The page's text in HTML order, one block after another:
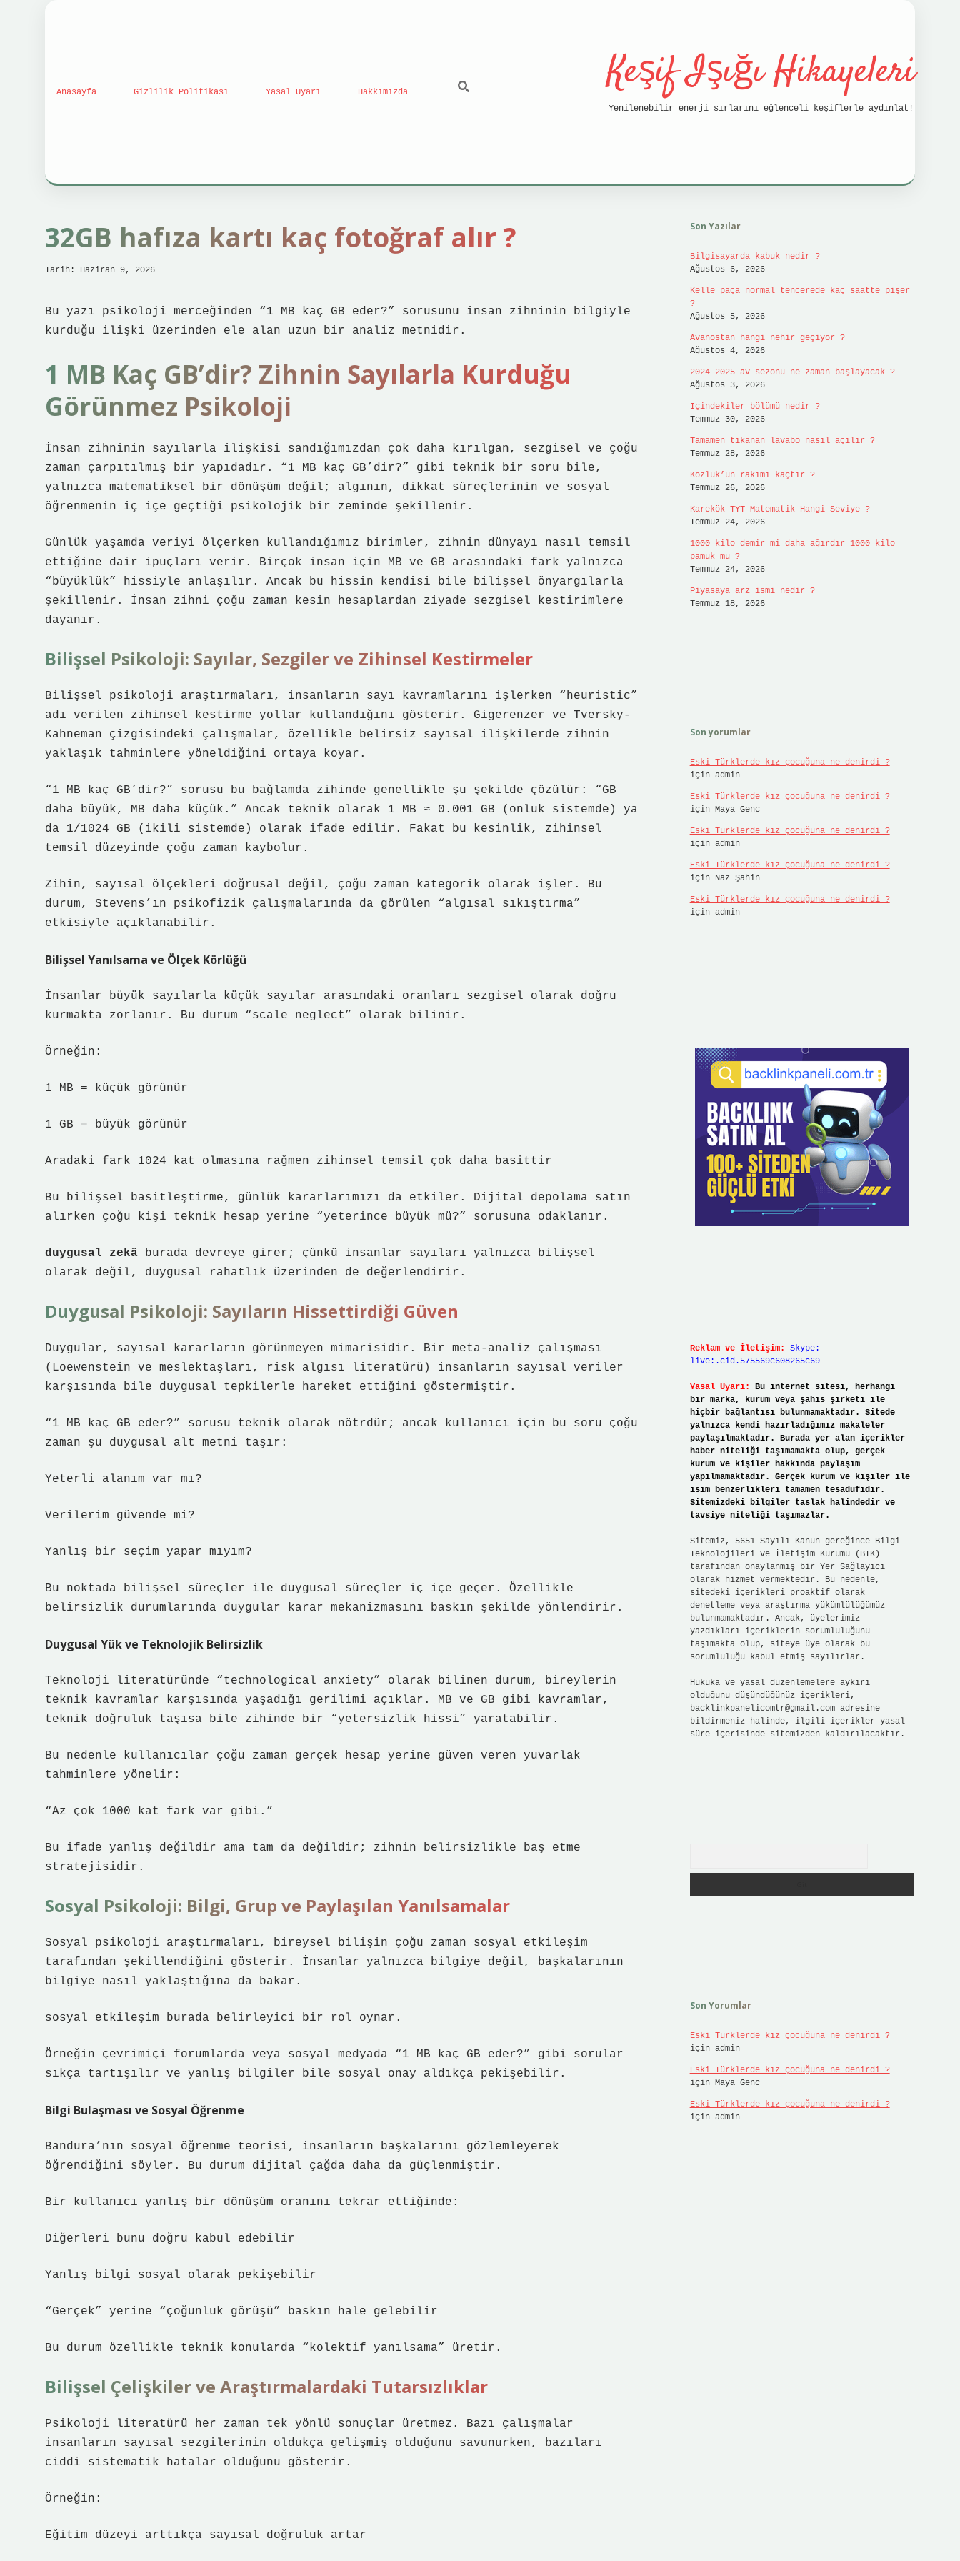
Anasayfa Gizlilik Politikası Yasal Uyarı Hakkımızda Keşif Işığı Hikayeleri
Yenilenebilir enerji sırlarını eğlenceli keşiflerle aydınlat!
32GB hafıza kartı kaç fotoğraf alır ?
Tarih: Haziran 9, 2026
Bu yazı psikoloji merceğinden “1 MB kaç GB eder?” sorusunu insan zihninin bilgiyle
kurduğu ilişki üzerinden ele alan uzun bir analiz metnidir.
1 MB Kaç GB’dir? Zihnin Sayılarla Kurduğu
Görünmez Psikoloji
İnsan zihninin sayılarla ilişkisi sandığımızdan çok daha kırılgan, sezgisel ve çoğu
zaman çarpıtılmış bir yapıdadır. “1 MB kaç GB’dir?” gibi teknik bir soru bile,
yalnızca matematiksel bir dönüşüm değil; algının, dikkat süreçlerinin ve sosyal
öğrenmenin iç içe geçtiği psikolojik bir zeminde şekillenir.
Günlük yaşamda veriyi ölçerken kullandığımız birimler, zihnin dünyayı nasıl temsil
ettiğine dair ipuçları verir. Birçok insan için MB ve GB arasındaki fark yalnızca
“büyüklük” hissiyle anlaşılır. Ancak bu hissin kendisi bile bilişsel önyargılarla
şekillenir. İnsan zihni çoğu zaman kesin hesaplardan ziyade sezgisel kestirimlere
dayanır.
Bilişsel Psikoloji: Sayılar, Sezgiler ve Zihinsel Kestirmeler
Bilişsel psikoloji araştırmaları, insanların sayı kavramlarını işlerken “heuristic”
adı verilen zihinsel kestirme yollar kullandığını gösterir. Gigerenzer ve Tversky-
Kahneman çizgisindeki çalışmalar, özellikle belirsiz sayısal ilişkilerde zihnin
yaklaşık tahminlere yöneldiğini ortaya koyar.
“1 MB kaç GB’dir?” sorusu bu bağlamda zihinde genellikle şu şekilde çözülür: “GB
daha büyük, MB daha küçük.” Ancak teknik olarak 1 MB ≈ 0.001 GB (onluk sistemde) ya
da 1/1024 GB (ikili sistemde) olarak ifade edilir. Fakat bu kesinlik, zihinsel
temsil düzeyinde çoğu zaman kaybolur.
Zihin, sayısal ölçekleri doğrusal değil, çoğu zaman kategorik olarak işler. Bu
durum, Stevens’ın psikofizik çalışmalarında da görülen “algısal sıkıştırma”
etkisiyle açıklanabilir.
Bilişsel Yanılsama ve Ölçek Körlüğü
İnsanlar büyük sayılarla küçük sayılar arasındaki oranları sezgisel olarak doğru
kurmakta zorlanır. Bu durum “scale neglect” olarak bilinir.
Örneğin:
1 MB = küçük görünür
1 GB = büyük görünür
Aradaki fark 1024 kat olmasına rağmen zihinsel temsil çok daha basittir
Bu bilişsel basitleştirme, günlük kararlarımızı da etkiler. Dijital depolama satın
alırken çoğu kişi teknik hesap yerine “yeterince büyük mü?” sorusuna odaklanır.
duygusal zekâ burada devreye girer; çünkü insanlar sayıları yalnızca bilişsel
olarak değil, duygusal rahatlık üzerinden de değerlendirir.
Duygusal Psikoloji: Sayıların Hissettirdiği Güven
Duygular, sayısal kararların görünmeyen mimarisidir. Bir meta-analiz çalışması
(Loewenstein ve meslektaşları, risk algısı literatürü) insanların sayısal veriler
karşısında bile duygusal tepkilerle hareket ettiğini göstermiştir.
“1 MB kaç GB eder?” sorusu teknik olarak nötrdür; ancak kullanıcı için bu soru çoğu
zaman şu duygusal alt metni taşır:
Yeterli alanım var mı?
Verilerim güvende mi?
Yanlış bir seçim yapar mıyım?
Bu noktada bilişsel süreçler ile duygusal süreçler iç içe geçer. Özellikle
belirsizlik durumlarında duygular karar mekanizmasını baskın şekilde yönlendirir.
Duygusal Yük ve Teknolojik Belirsizlik
Teknoloji literatüründe “technological anxiety” olarak bilinen durum, bireylerin
teknik kavramlar karşısında yaşadığı gerilimi açıklar. MB ve GB gibi kavramlar,
teknik doğruluk taşısa bile zihinde bir “yetersizlik hissi” yaratabilir.
Bu nedenle kullanıcılar çoğu zaman gerçek hesap yerine güven veren yuvarlak
tahminlere yönelir:
“Az çok 1000 kat fark var gibi.”
Bu ifade yanlış değildir ama tam da değildir; zihnin belirsizlikle baş etme
stratejisidir.
Sosyal Psikoloji: Bilgi, Grup ve Paylaşılan Yanılsamalar
Sosyal psikoloji araştırmaları, bireysel bilişin çoğu zaman sosyal etkileşim
tarafından şekillendiğini gösterir. İnsanlar yalnızca bilgiye değil, başkalarının
bilgiye nasıl yaklaştığına da bakar.
sosyal etkileşim burada belirleyici bir rol oynar.
Örneğin çevrimiçi forumlarda veya sosyal medyada “1 MB kaç GB eder?” gibi sorular
sıkça tartışılır ve yanlış bilgiler bile sosyal onay aldıkça pekişebilir.
Bilgi Bulaşması ve Sosyal Öğrenme
Bandura’nın sosyal öğrenme teorisi, insanların başkalarını gözlemleyerek
öğrendiğini söyler. Bu durum dijital çağda daha da güçlenmiştir.
Bir kullanıcı yanlış bir dönüşüm oranını tekrar ettiğinde:
Diğerleri bunu doğru kabul edebilir
Yanlış bilgi sosyal olarak pekişebilir
“Gerçek” yerine “çoğunluk görüşü” baskın hale gelebilir
Bu durum özellikle teknik konularda “kolektif yanılsama” üretir.
Bilişsel Çelişkiler ve Araştırmalardaki Tutarsızlıklar
Psikoloji literatürü her zaman tek yönlü sonuçlar üretmez. Bazı çalışmalar
insanların sayısal sezgilerinin oldukça gelişmiş olduğunu savunurken, bazıları
ciddi sistematik hatalar olduğunu gösterir.
Örneğin:
Eğitim düzeyi arttıkça sayısal doğruluk artar
Son Yazılar
Bilgisayarda kabuk nedir ?
Ağustos 6, 2026
Kelle paça normal tencerede kaç saatte pişer
?
Ağustos 5, 2026
Avanostan hangi nehir geçiyor ?
Ağustos 4, 2026
2024-2025 av sezonu ne zaman başlayacak ?
Ağustos 3, 2026
İçindekiler bölümü nedir ?
Temmuz 30, 2026
Tamamen tıkanan lavabo nasıl açılır ?
Temmuz 28, 2026
Kozluk’un rakımı kaçtır ?
Temmuz 26, 2026
Karekök TYT Matematik Hangi Seviye ?
Temmuz 24, 2026
1000 kilo demir mi daha ağırdır 1000 kilo
pamuk mu ?
Temmuz 24, 2026
Piyasaya arz ismi nedir ?
Temmuz 18, 2026
Son yorumlar
Eski Türklerde kız çocuğuna ne denirdi ?
için admin
Eski Türklerde kız çocuğuna ne denirdi ?
için Maya Genc
Eski Türklerde kız çocuğuna ne denirdi ?
için admin
Eski Türklerde kız çocuğuna ne denirdi ?
için Naz Şahin
Eski Türklerde kız çocuğuna ne denirdi ?
için admin
Reklam ve İletişim:
Skype:
live:.cid.575569c608265c69
Yasal Uyarı:
Bu internet sitesi, herhangi
bir marka, kurum veya şahıs şirketi ile
hiçbir bağlantısı bulunmamaktadır. Sitede
yalnızca kendi hazırladığımız makaleler
paylaşılmaktadır. Burada yer alan içerikler
haber niteliği taşımamakta olup, gerçek
kurum ve kişiler hakkında paylaşım
yapılmamaktadır. Gerçek kurum ve kişiler ile
isim benzerlikleri tamamen tesadüfidir.
Sitemizdeki bilgiler taslak halindedir ve
tavsiye niteliği taşımazlar.
Sitemiz, 5651 Sayılı Kanun gereğince Bilgi
Teknolojileri ve İletişim Kurumu (BTK)
tarafından onaylanmış bir Yer Sağlayıcı
olarak hizmet vermektedir. Bu nedenle,
sitedeki içerikleri proaktif olarak
denetleme veya araştırma yükümlülüğümüz
bulunmamaktadır. Ancak, üyelerimiz
yazdıkları içeriklerin sorumluluğunu
taşımakta olup, siteye üye olarak bu
sorumluluğu kabul etmiş sayılırlar.
Hukuka ve yasal düzenlemelere aykırı
olduğunu düşündüğünüz içerikleri,
backlinkpanelicomtr@gmail.comadresine
bildirmeniz halinde, ilgili içerikler yasal
süre içerisinde sitemizden kaldırılacaktır.
Son Yorumlar
Eski Türklerde kız çocuğuna ne denirdi ?
için admin
Eski Türklerde kız çocuğuna ne denirdi ?
için Maya Genc
Eski Türklerde kız çocuğuna ne denirdi ?
için admin